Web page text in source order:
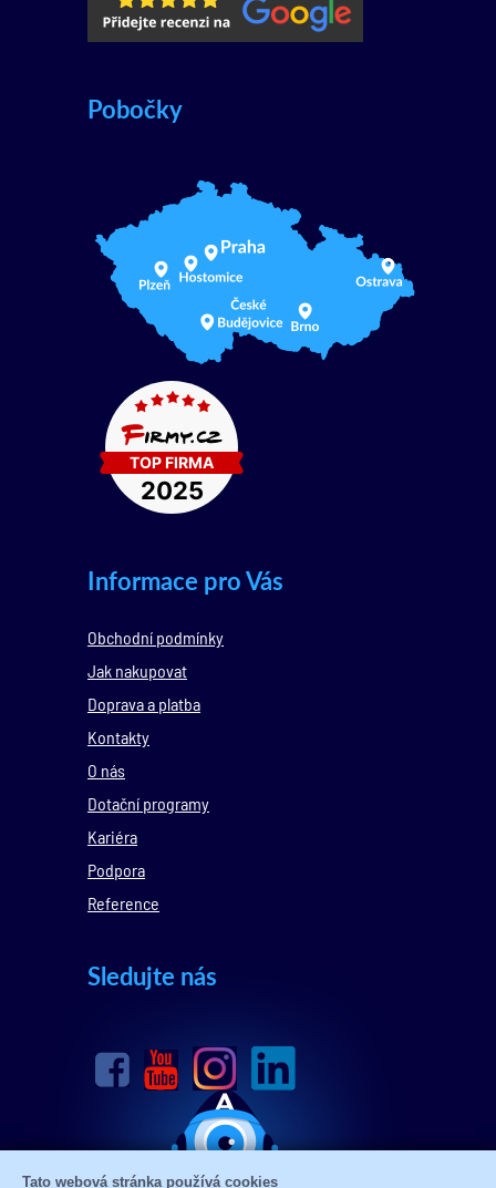
Pobočky
Informace pro Vás
Obchodní podmínky
Jak nakupovat
Doprava a platba
Kontakty
O nás
Dotační programy
Kariéra
Podpora
Reference
Sledujte nás
Tato webová stránka používá cookies